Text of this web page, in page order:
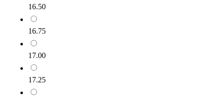
16.50
16.75
17.00
17.25